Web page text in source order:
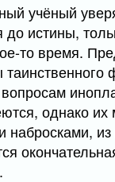
учёный
до истины,
то время.
однако их
из